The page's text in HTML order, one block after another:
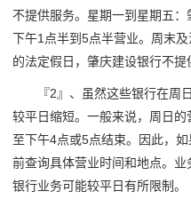
不提供服务。星期一到星期五
下午1点半到5点半营业。周末
的法定假日，肇庆建设银行不提
『2』、虽然这些银行在周
较平日缩短。一般来说，周日的
至下午4点或5点结束。因此，
前查询具体营业时间和地点。
银行业务可能较平日有所限制。